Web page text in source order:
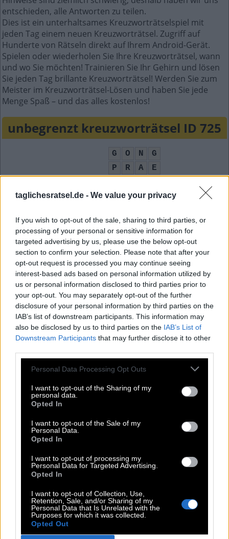
taglichesratsel.de - We value your privacy
If you wish to opt-out of the sale, sharing to third parties, or
processing of your personal or sensitive information for
targeted advertising by us, please use the below opt-out
section to confirm your selection. Please note that after your
opt-out request is processed you may continue seeing
interest-based ads based on personal information utilized by
us or personal information disclosed to third parties prior to
your opt-out. You may separately opt-out of the further
disclosure of your personal information by third parties on the
IAB’s list of downstream participants. This information may
also be disclosed by us to third parties on the IAB’s List of
Downstream Participants that may further disclose it to other
Personal Data Processing Opt Outs
I want to opt-out of the Sharing of my
personal data.
Opted In
I want to opt-out of the Sale of my
Personal Data.
Opted In
I want to opt-out of processing my
Personal Data for Targeted Advertising.
Opted In
I want to opt-out of Collection, Use,
Retention, Sale, and/or Sharing of my
Personal Data that Is Unrelated with the
Purposes for which it was collected.
Opted Out
entschieden, alle Antworten zu teilen.
Dies ist ein unterhaltsames Kreuzworträtselspiel mit
jeden Tag einem neuen Kreuzworträtsel. Zugriff auf
Hunderte von Rätseln direkt auf Ihrem Android-Gerät.
Spielen oder wiederholen Sie Ihre Kreuzworträtsel, wann
und wo Sie möchten! Trainieren Sie Ihr Gehirn und lösen
Sie jeden Tag brillante Kreuzworträtsel! Werden Sie zum
Meister im Kreuzworträtsel-Lösen und haben Sie jede
Menge Spaß – und das alles kostenlos!
unbegrenzt kreuzworträtsel ID 725
G O N
G
P
R A
E
A
L T O H
A
E
H E
R
N
A L A
Rita __, britische Sängerin:
O
R
A
Damit bekundet man zweierlei Staunen:
O
H
A
Freundin von Simba aus Der König der Löwen
Lateinische Vorsilbe mit der Bedeutung vor
R A
E
Asiatische Birne, die auch dem Apfel ähnelt
Lackmus ist ein guter Säure-__-Indikator:
A S E
N
Wer in die Jahre kommt, ist __ und grau:
L
T